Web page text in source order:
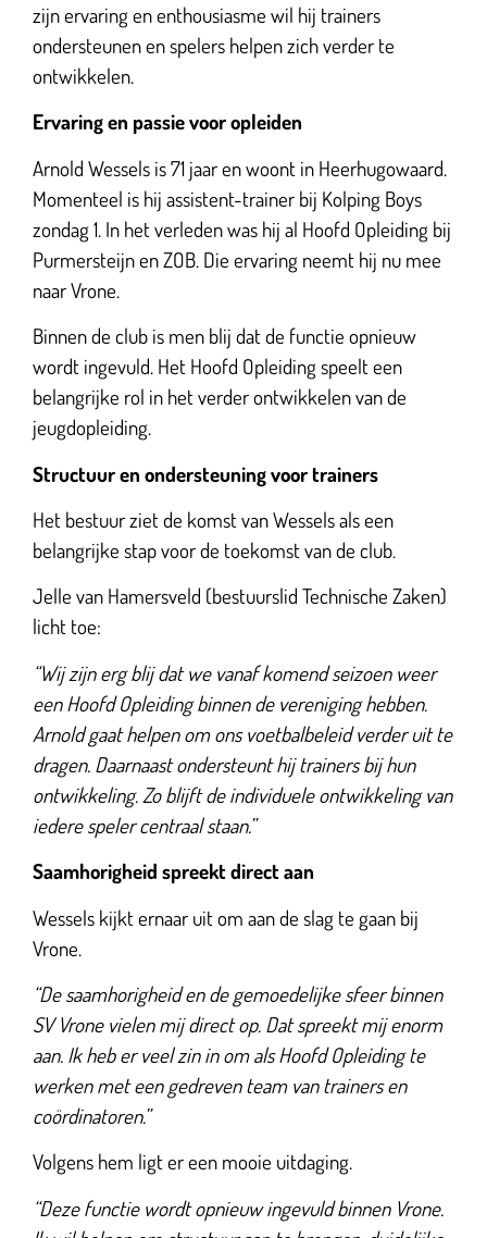
zijn ervaring en enthousiasme wil hij trainers
ondersteunen en spelers helpen zich verder te
ontwikkelen.
Ervaring en passie voor opleiden
Arnold Wessels is 71 jaar en woont in Heerhugowaard.
Momenteel is hij assistent-trainer bij Kolping Boys
zondag 1. In het verleden was hij al Hoofd Opleiding bij
Purmersteijn en ZOB. Die ervaring neemt hij nu mee
naar Vrone.
Binnen de club is men blij dat de functie opnieuw
wordt ingevuld. Het Hoofd Opleiding speelt een
belangrijke rol in het verder ontwikkelen van de
jeugdopleiding.
Structuur en ondersteuning voor trainers
Het bestuur ziet de komst van Wessels als een
belangrijke stap voor de toekomst van de club.
Jelle van Hamersveld (bestuurslid Technische Zaken)
licht toe:
“Wij zijn erg blij dat we vanaf komend seizoen weer
een Hoofd Opleiding binnen de vereniging hebben.
Arnold gaat helpen om ons voetbalbeleid verder uit te
dragen. Daarnaast ondersteunt hij trainers bij hun
ontwikkeling. Zo blijft de individuele ontwikkeling van
iedere speler centraal staan.”
Saamhorigheid spreekt direct aan
Wessels kijkt ernaar uit om aan de slag te gaan bij
Vrone.
“De saamhorigheid en de gemoedelijke sfeer binnen
SV Vrone vielen mij direct op. Dat spreekt mij enorm
aan. Ik heb er veel zin in om als Hoofd Opleiding te
werken met een gedreven team van trainers en
coördinatoren.”
Volgens hem ligt er een mooie uitdaging.
“Deze functie wordt opnieuw ingevuld binnen Vrone.